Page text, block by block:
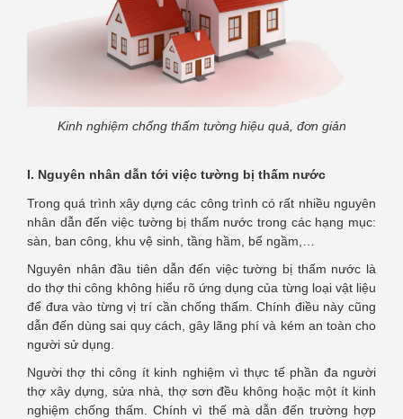
Kinh nghiệm chống thấm tường hiệu quả, đơn giản
I. Nguyên nhân dẫn tới việc tường bị thấm nước
Trong quá trình xây dựng các công trình có rất nhiều nguyên
nhân dẫn đến việc tường bị thấm nước trong các hạng mục:
sàn, ban công, khu vệ sinh, tầng hầm, bể ngầm,…
Nguyên nhân đầu tiên dẫn đến việc tường bị thấm nước là
do thợ thi công không hiểu rõ ứng dụng của từng loại vật liệu
để đưa vào từng vị trí cần chống thấm. Chính điều này cũng
dẫn đến dùng sai quy cách, gây lãng phí và kém an toàn cho
người sử dụng.
Người thợ thi công ít kinh nghiệm vì thực tế phần đa người
thợ xây dựng, sửa nhà, thợ sơn đều không hoặc một ít kinh
nghiệm chống thấm. Chính vì thế mà dẫn đến trường hợp